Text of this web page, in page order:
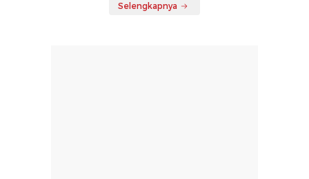
Selengkapnya